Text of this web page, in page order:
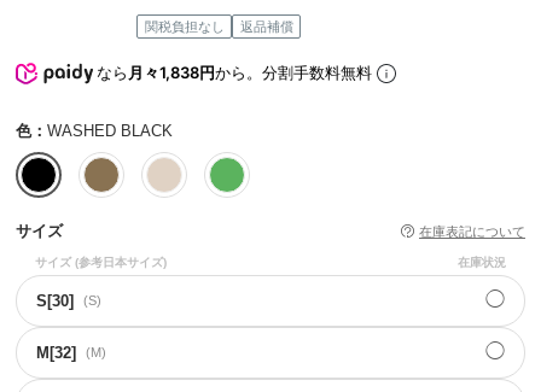
関税負担なし 返品補償
なら月々1,838円から。分割手数料無料
色： WASHED BLACK
サイズ 在庫表記について
サイズ (参考日本サイズ) 在庫状況
S[30] (S) ◯
M[32] (M) ◯